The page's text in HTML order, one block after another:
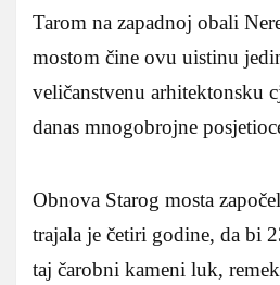
Tarom na zapadnoj obali
mostom čine ovu uistinu
veličanstvenu arhitektonsku
danas mnogobrojne
Obnova Starog mosta
trajala je četiri godine, da bi
taj čarobni kameni luk,